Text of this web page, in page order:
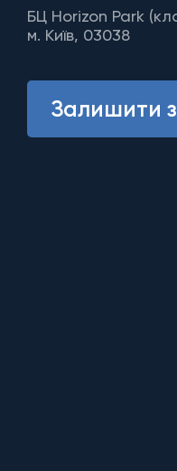
БЦ Horizon Park
м. Київ, 03038
Залишити